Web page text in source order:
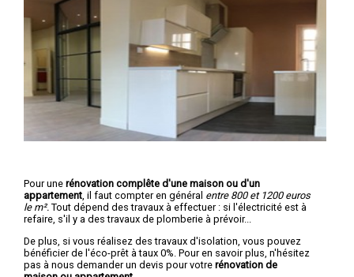
Pour une rénovation complête d'une maison ou d'un
appartement , il faut compter en général entre 800 et 1200 euros
le m². Tout dépend des travaux à effectuer : si l'électricité est à
refaire, s'il y a des travaux de plomberie à prévoir...
De plus, si vous réalisez des travaux d'isolation, vous pouvez
bénéficier de l'éco-prêt à taux 0%. Pour en savoir plus, n'hésitez
pas à nous demander un devis pour votre rénovation de